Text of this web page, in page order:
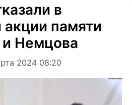
в
памяти
и Немцова
2024 08:20